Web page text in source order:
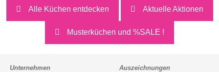
Alle Küchen entdecken Aktuelle Aktionen
Musterküchen und %SALE !
Unternehmen Auszeichnungen